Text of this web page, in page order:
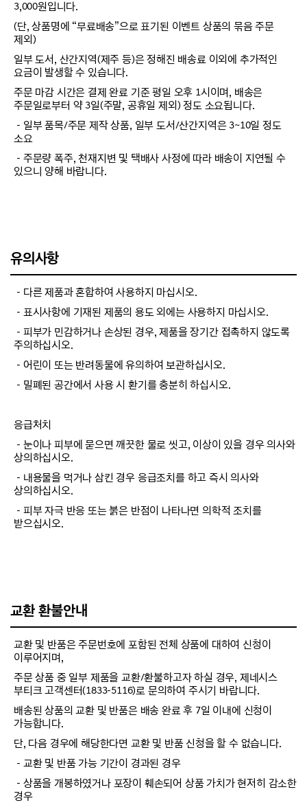
3,000원입니다.
(단, 상품명에 “무료배송”으로 표기된 이벤트 상품의 묶음 주문
제외)
일부 도서, 산간지역(제주 등)은 정해진 배송료 이외에 추가적인
요금이 발생할 수 있습니다.
주문 마감 시간은 결제 완료 기준 평일 오후 1시이며, 배송은
주문일로부터 약 3일(주말, 공휴일 제외) 정도 소요됩니다.
－일부 품목/주문 제작 상품, 일부 도서/산간지역은 3~10일 정도
소요
－주문량 폭주, 천재지변 및 택배사 사정에 따라 배송이 지연될 수
있으니 양해 바랍니다.
유의사항
－다른 제품과 혼합하여 사용하지 마십시오.
－표시사항에 기재된 제품의 용도 외에는 사용하지 마십시오.
－피부가 민감하거나 손상된 경우, 제품을 장기간 접촉하지 않도록
주의하십시오.
－어린이 또는 반려동물에 유의하여 보관하십시오.
－밀폐된 공간에서 사용 시 환기를 충분히 하십시오.
응급처치
－눈이나 피부에 묻으면 깨끗한 물로 씻고, 이상이 있을 경우 의사와
상의하십시오.
－내용물을 먹거나 삼킨 경우 응급조치를 하고 즉시 의사와
상의하십시오.
－피부 자극 반응 또는 붉은 반점이 나타나면 의학적 조치를
받으십시오.
교환 환불안내
교환 및 반품은 주문번호에 포함된 전체 상품에 대하여 신청이
이루어지며,
주문 상품 중 일부 제품을 교환/환불하고자 하실 경우, 제네시스
부티크 고객센터(1833-5116)로 문의하여 주시기 바랍니다.
배송된 상품의 교환 및 반품은 배송 완료 후 7일 이내에 신청이
가능합니다.
단, 다음 경우에 해당한다면 교환 및 반품 신청을 할 수 없습니다.
－교환 및 반품 가능 기간이 경과된 경우
－상품을 개봉하였거나 포장이 훼손되어 상품 가치가 현저히 감소한
경우